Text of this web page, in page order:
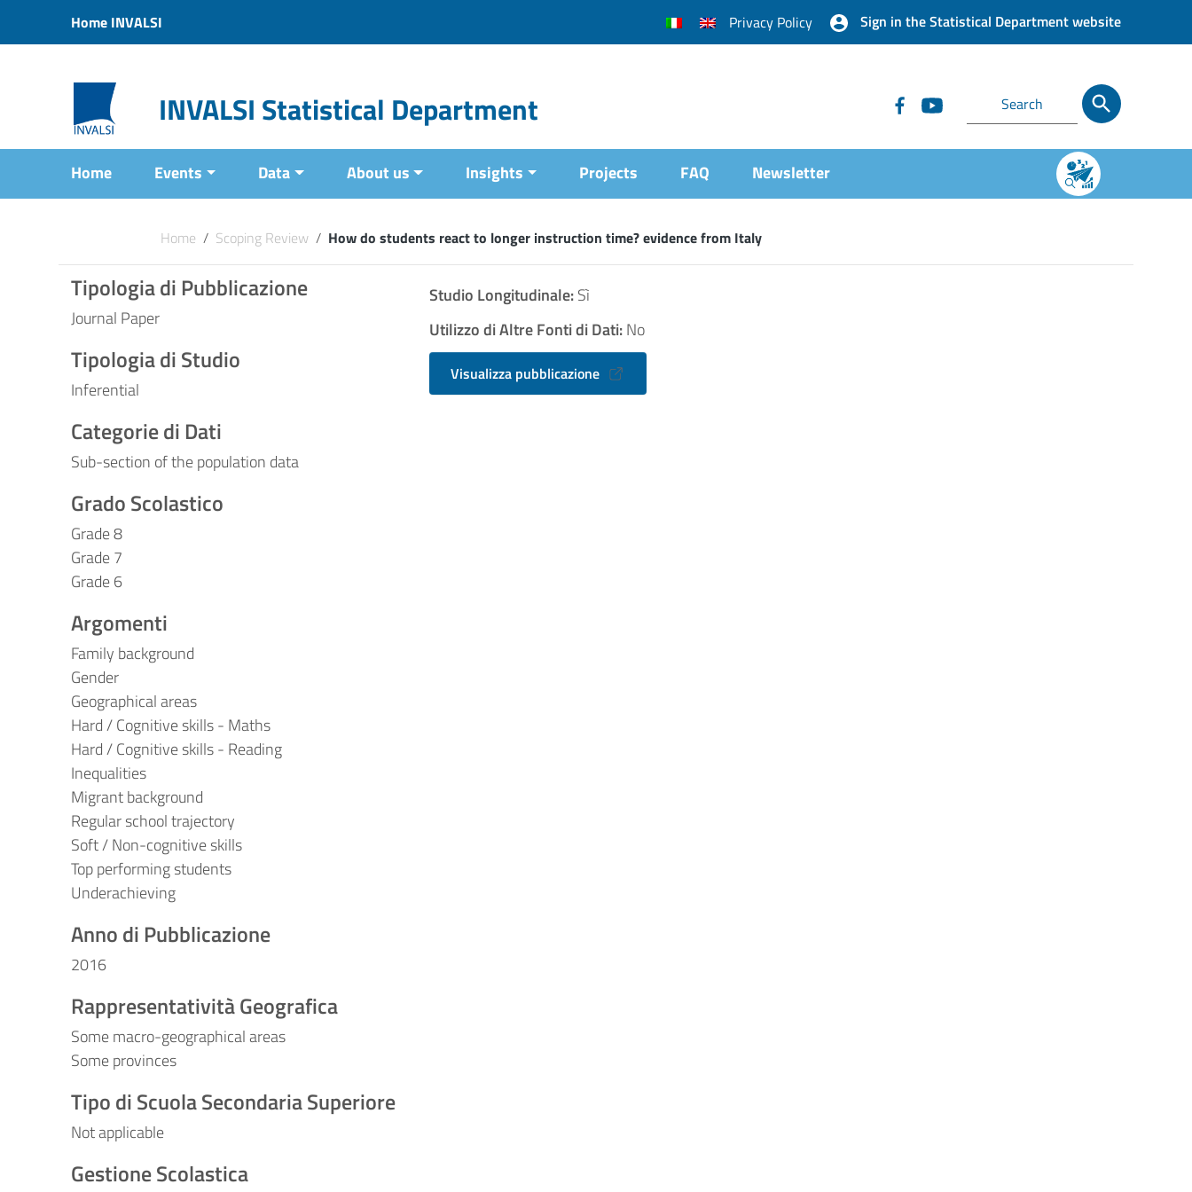
Vai al menu di navigazione
Home INVALSI Privacy Policy Sign in the Statistical Department website
INVALSI Statistical Department
Home Events Data About us Insights Projects FAQ Newsletter
Home / Scoping Review / How do students react to longer instruction time? evidence from Italy
Tipologia di Pubblicazione
Journal Paper
Tipologia di Studio
Inferential
Categorie di Dati
Sub-section of the population data
Grado Scolastico
Grade 8
Grade 7
Grade 6
Argomenti
Family background
Gender
Geographical areas
Hard / Cognitive skills - Maths
Hard / Cognitive skills - Reading
Inequalities
Migrant background
Regular school trajectory
Soft / Non-cognitive skills
Top performing students
Underachieving
Anno di Pubblicazione
2016
Rappresentatività Geografica
Some macro-geographical areas
Some provinces
Tipo di Scuola Secondaria Superiore
Not applicable
Gestione Scolastica
Studio Longitudinale:Sì
Utilizzo di Altre Fonti di Dati:No
Visualizza pubblicazione